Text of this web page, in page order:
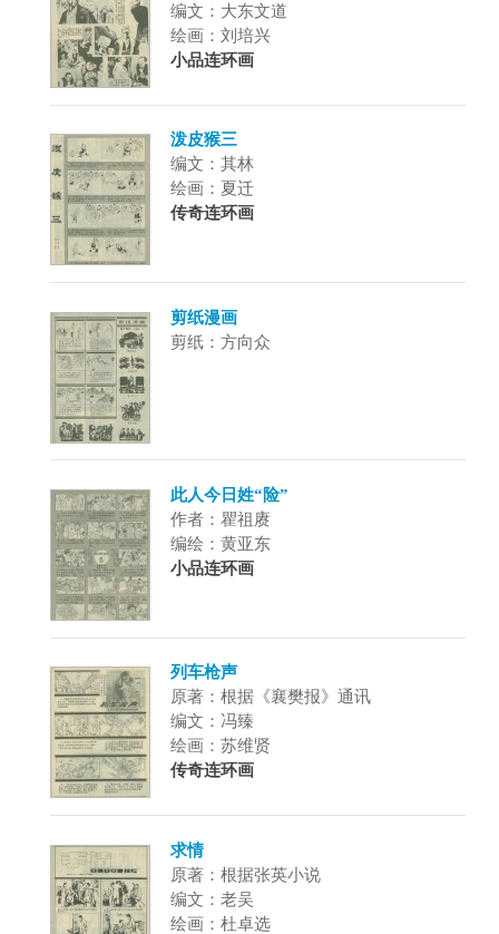
编文：大东文道
绘画：刘培兴
小品连环画
泼皮猴三
编文：其林
绘画：夏迁
传奇连环画
剪纸漫画
剪纸：方向众
此人今日姓“险”
作者：瞿祖赓
编绘：黄亚东
小品连环画
列车枪声
原著：根据《襄樊报》通讯
编文：冯臻
绘画：苏维贤
传奇连环画
求情
原著：根据张英小说
编文：老吴
绘画：杜卓选